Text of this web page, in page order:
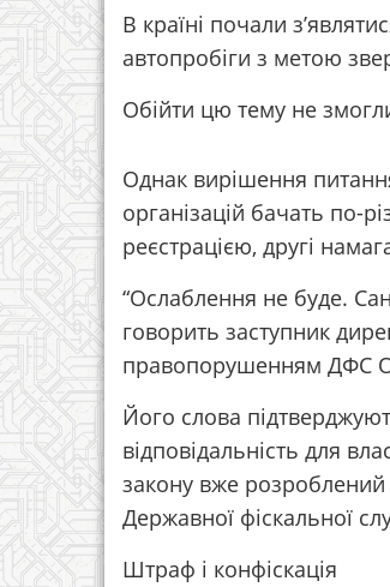
В країні почали
автопробіги з метою
Обійти цю тему не
Однак вирішення
організацій бачать по-
реєстрацією, другі
“Ослаблення не буде.
говорить заступник
правопорушенням ДФС
Його слова
відповідальність для
закону вже розроблений
Державної фіскальної
Штраф і конфіскація